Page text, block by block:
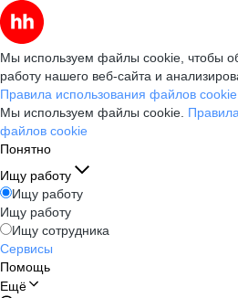
Мы используем файлы cookie, чтобы
работу нашего веб-сайта и
Правила использования файлов cookie
Мы используем файлы cookie.
файлов cookie
Понятно
Ищу работу
Ищу работу
Ищу работу
Ищу сотрудника
Сервисы
Помощь
Ещё